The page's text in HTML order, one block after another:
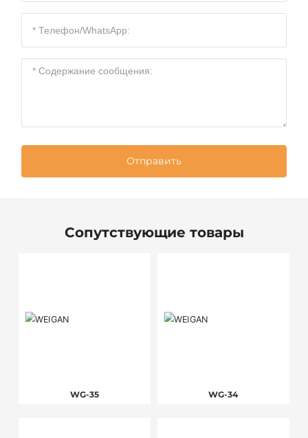
Отправить
Сопутствующие товары
WG-35 WG-34